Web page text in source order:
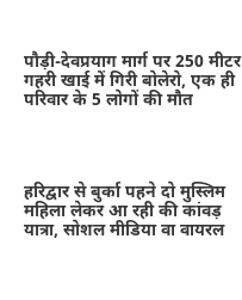
पौड़ी-देवप्रयाग मार्ग पर 250 मीटर
गहरी खाई में गिरी बोलेरो, एक ही
परिवार के 5 लोगों की मौत
हरिद्वार से बुर्का पहने दो मुस्लिम
महिला लेकर आ रही की कांवड़
यात्रा, सोशल मीडिया वा वायरल